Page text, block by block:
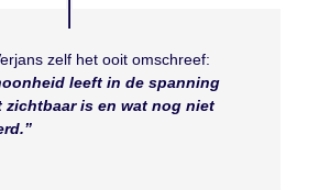
zelf het ooit omschreef:
leeft in de spanning
zichtbaar is en wat nog niet